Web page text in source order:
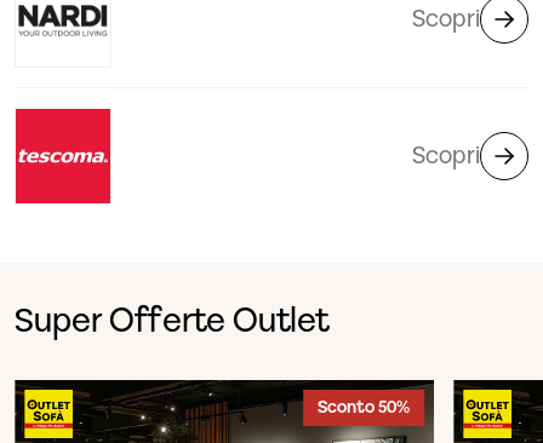
Scopri
Scopri
Super Offerte Outlet
Sconto 50%